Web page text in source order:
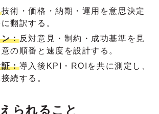
技術・価格・納期・運用を意思決定
翻訳する。
：反対意見・制約・成功基準を見
の順番と速度を設計する。
：導入後KPI・ROIを共に測定し、
続する。
られること